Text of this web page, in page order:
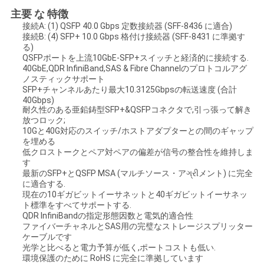
い
主要 な 特徴
接続A: (1) QSFP 40.0 Gbps 定数接続器 (SFF-8436 に適合)
接続B: (4) SFP+ 10.0 Gbps 格付け接続器 (SFF-8431 に準拠す
る)
QSFPポートを上流10GbE-SFP+スイッチと経済的に接続する.
40GbE,QDR InfiniBand,SAS & Fibre Channelのプロトコルアグ
ノスティックサポート
SFP+チャンネルあたり最大10.3125Gbpsの転送速度 (合計
40Gbps)
耐久性のある亜鉛鋳型SFP+&QSFPコネクタで,引っ張って解き
放つロック;
10Gと40G対応のスイッチ/ホストアダプターとの間のギャップ
を埋める
低クロストークとペア対ペアの偏差が信号の整合性を維持しま
す
最新のSFP+とQSFP MSA (マルチソース・アગ્રીメント) に完全
に適合する.
現在の10ギガビットイーサネットと40ギガビットイーサネッ
ト標準をすべてサポートする.
QDR InfiniBandの指定形態因数と電気的適合性
ファイバーチャネルとSAS用の完璧なストレージスプリッター
ケーブルです
光学と比べると電力予算が低く,ポートコストも低い.
環境保護のために RoHS に完全に準拠しています